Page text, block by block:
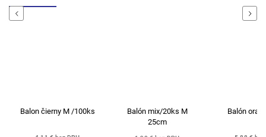
Previous
Balon čierny M /100ks
Balón mix/20ks M
25cm
Balón
Next